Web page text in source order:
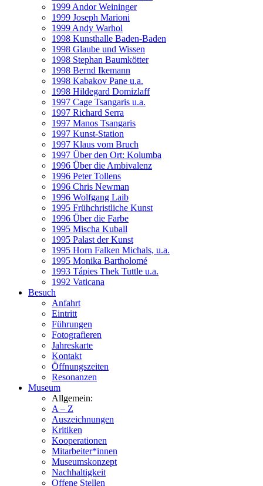
1999 Andor Weininger
1999 Joseph Marioni
1999 Andy Warhol
1998 Kunsthalle Baden-Baden
1998 Glaube und Wissen
1998 Stephan Baumkötter
1998 Bernd Ikemann
1998 Kabakov Pane u.a.
1998 Hildegard Domizlaff
1997 Cage Tsangaris u.a.
1997 Richard Serra
1997 Manos Tsangaris
1997 Kunst-Station
1997 Klaus vom Bruch
1997 Über den Ort: Kolumba
1996 Über die Ambivalenz
1996 Peter Tollens
1996 Chris Newman
1996 Wolfgang Laib
1995 Frühchristliche Kunst
1996 Über die Farbe
1995 Mischa Kuball
1995 Palast der Kunst
1995 Horn Falken Michals, u.a.
1995 Monika Bartholomé
1993 Tápies Thek Tuttle u.a.
1992 Vaticana
Besuch
Anfahrt
Eintritt
Führungen
Fotografieren
Jahreskarte
Kontakt
Öffnungszeiten
Resonanzen
Museum
Allgemein:
A – Z
Auszeichnungen
Kritiken
Kooperationen
Mitarbeiter*innen
Museumskonzept
Nachhaltigkeit
Offene Stellen